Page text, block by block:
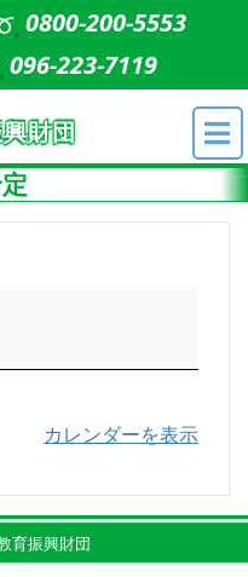
0800-200-5553
096-223-7119
財団
カレンダーを表示
育振興財団